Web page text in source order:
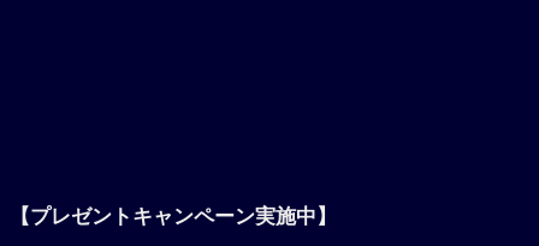
【プレゼントキャンペーン実施中】